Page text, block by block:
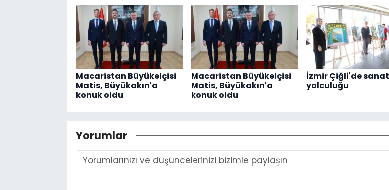
Macaristan Büyükelçisi
Matis, Büyükakın'a
konuk oldu
Macaristan Büyükelçisi
Matis, Büyükakın'a
konuk oldu
İzmir Çiğli'de sanat
yolculuğu
Yorumlar